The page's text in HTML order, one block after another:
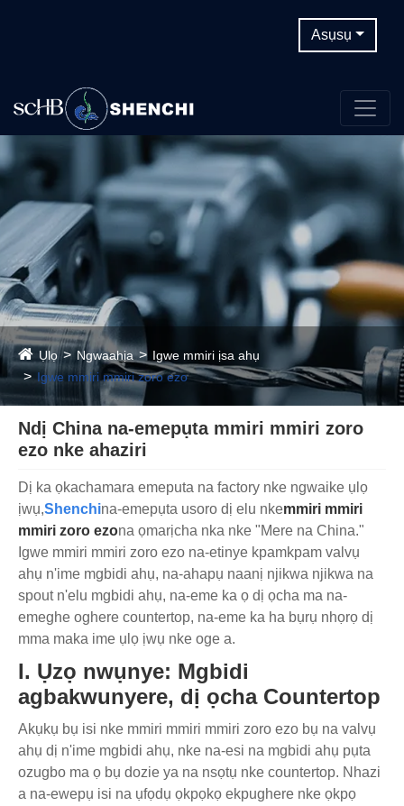
Asụsụ
Ụlọ Ngwaahịa
Igwe mmiri ịsa ahụ
Igwe mmiri mmiri zoro ezo
Ndị China na-emepụta mmiri mmiri zoro
ezo nke ahaziri
Dị ka ọkachamara emeputa na factory nke ngwaike ụlọ
ịwụ,Shenchina-emepụta usoro dị elu nkemmiri mmiri
mmiri zoro ezona ọmarịcha nka nke "Mere na China."
Igwe mmiri mmiri zoro ezo na-etinye kpamkpam valvụ
ahụ n'ime mgbidi ahụ, na-ahapụ naanị njikwa njikwa na
spout n'elu mgbidi ahụ, na-eme ka ọ dị ọcha ma na-
emeghe oghere countertop, na-eme ka ha bụrụ nhọrọ dị
mma maka ime ụlọ ịwụ nke oge a.
I. Ụzọ nwụnye: Mgbidi
agbakwunyere, dị ọcha Countertop
Akụkụ bụ isi nke mmiri mmiri mmiri zoro ezo bụ na valvụ
ahụ dị n'ime mgbidi ahụ, nke na-esi na mgbidi ahụ pụta
ozugbo ma ọ bụ dozie ya na nsọtụ nke countertop. Nhazi
a na-ewepụ isi na ụfọdụ ọkpọkọ ekpughere nke ọkpọ